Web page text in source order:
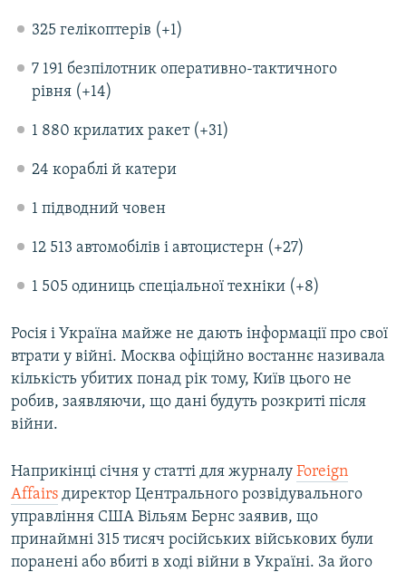
325 гелікоптерів (+1)
7 191 безпілотник оперативно-тактичного
рівня (+14)
1 880 крилатих ракет (+31)
24 кораблі й катери
1 підводний човен
12 513 автомобілів і автоцистерн (+27)
1 505 одиниць спеціальної техніки (+8)
Росія і Україна майже не дають інформації про свої
втрати у війні. Москва офіційно востаннє називала
кількість убитих понад рік тому, Київ цього не
робив, заявляючи, що дані будуть розкриті після
війни.
Наприкінці січня у статті для журналу Foreign
Affairs директор Центрального розвідувального
управління США Вільям Бернс заявив, що
принаймні 315 тисяч російських військових були
поранені або вбиті в ході війни в Україні. За його